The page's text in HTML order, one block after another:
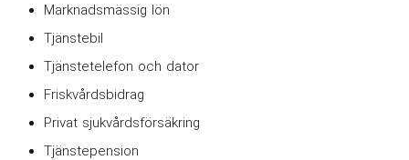
Marknadsmässig lön
Tjänstebil
Tjänstetelefon och dator
Friskvårdsbidrag
Privat sjukvårdsförsäkring
Tjänstepension